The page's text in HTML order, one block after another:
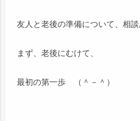
友人と老後の準備について、相談
まず、老後にむけて、
最初の第一歩 （＾－＾）